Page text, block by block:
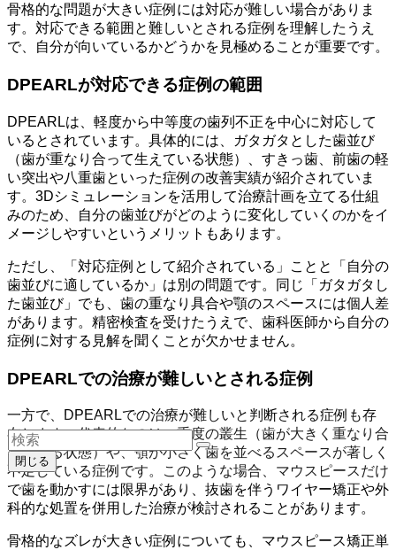
骨格的な問題が大きい症例には対応が難しい場合がありま
す。対応できる範囲と難しいとされる症例を理解したうえ
で、自分が向いているかどうかを見極めることが重要です。
DPEARLが対応できる症例の範囲
DPEARLは、軽度から中等度の歯列不正を中心に対応して
いるとされています。具体的には、ガタガタとした歯並び
（歯が重なり合って生えている状態）、すきっ歯、前歯の軽
い突出や八重歯といった症例の改善実績が紹介されていま
す。3Dシミュレーションを活用して治療計画を立てる仕組
みのため、自分の歯並びがどのように変化していくのかをイ
メージしやすいというメリットもあります。
ただし、「対応症例として紹介されている」ことと「自分の
歯並びに適しているか」は別の問題です。同じ「ガタガタし
た歯並び」でも、歯の重なり具合や顎のスペースには個人差
があります。精密検査を受けたうえで、歯科医師から自分の
症例に対する見解を聞くことが欠かせません。
DPEARLでの治療が難しいとされる症例
一方で、DPEARLでの治療が難しいと判断される症例も存
在します。代表的なのは、重度の叢生（歯が大きく重なり合
っている状態）や、顎が小さく歯を並べるスペースが著しく
不足している症例です。このような場合、マウスピースだけ
で歯を動かすには限界があり、抜歯を伴うワイヤー矯正や外
科的な処置を併用した治療が検討されることがあります。
骨格的なズレが大きい症例についても、マウスピース矯正単
閉じる